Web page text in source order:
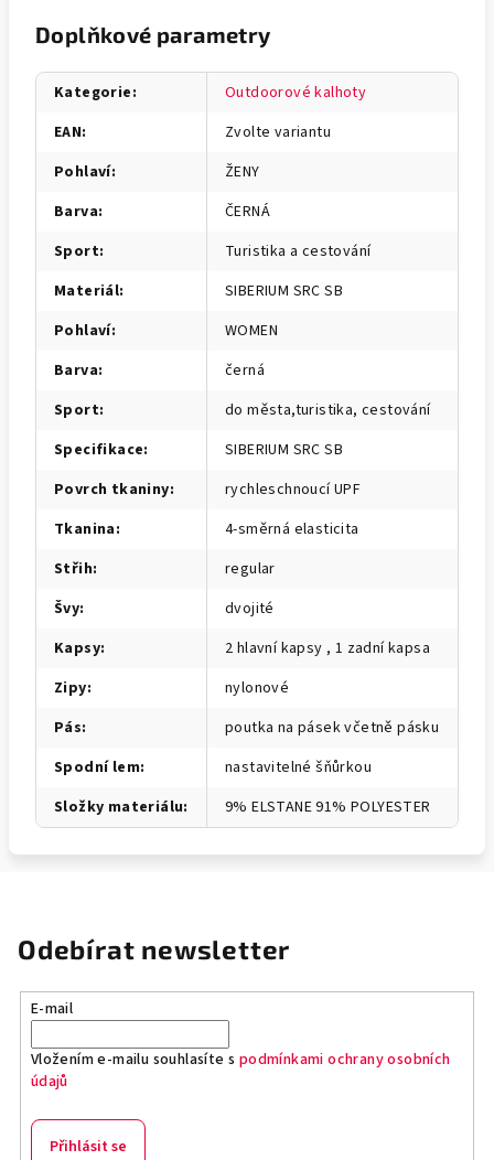
Doplňkové parametry
Kategorie:
Outdoorové kalhoty
EAN:
Zvolte variantu
Pohlaví:
ŽENY
Barva:
ČERNÁ
Sport:
Turistika a cestování
Materiál:
SIBERIUM SRC SB
Pohlaví:
WOMEN
Barva:
černá
Sport:
do města,turistika, cestování
Specifikace:
SIBERIUM SRC SB
Povrch tkaniny:
rychleschnoucí UPF
Tkanina:
4-směrná elasticita
Střih:
regular
Švy:
dvojité
Kapsy:
2 hlavní kapsy , 1 zadní kapsa
Zipy:
nylonové
Pás:
poutka na pásek včetně pásku
Spodní lem:
nastavitelné šňůrkou
Složky materiálu: 9% ELSTANE 91% POLYESTER
Odebírat newsletter
E-mail
Vložením e-mailu souhlasíte s podmínkami ochrany osobních
údajů
Přihlásit se